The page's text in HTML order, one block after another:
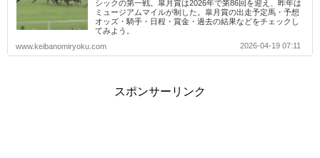
シックの第一戦。皐月賞は2026年で第86回を迎え、昨年は
ミュージアムマイルが制した。皐月賞の出走予定馬・予想
オッズ・騎手・日程・賞金・過去の結果などをチェックし
てみよう。
www.keibanomiryoku.com
2026-04-19 07:11
スポンサーリンク